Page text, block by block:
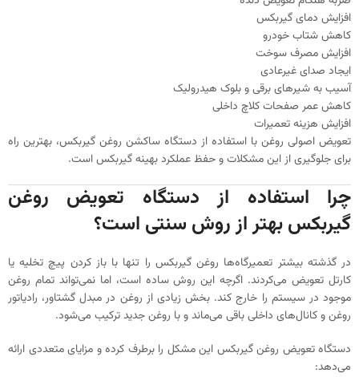
افزایش دمای گیربکس
کاهش شتاب خودرو
افزایش مصرف سوخت
ایجاد صدای غیرعادی
آسیب به شیرهای برقی و بلوک هیدرولیک
کاهش عمر صفحات کلاچ داخلی
افزایش هزینه تعمیرات
تعویض اصولی روغن با استفاده از دستگاه ساکشن روغن گیربکس، بهترین راه
برای جلوگیری از این مشکلات و حفظ عملکرد بهینه گیربکس است.
چرا استفاده از دستگاه تعویض روغن
گیربکس بهتر از روش سنتی است؟
در گذشته بیشتر تعمیرگاه‌ها روغن گیربکس را تنها با باز کردن پیچ تخلیه یا
کارتل تعویض می‌کردند. اگرچه این روش ساده است، اما نمی‌تواند تمام روغن
موجود در سیستم را خارج کند. بخش زیادی از روغن در مبدل گشتاور، رادیاتور
روغن و کانال‌های داخلی باقی می‌ماند و با روغن جدید ترکیب می‌شود.
دستگاه تعویض روغن گیربکس این مشکل را برطرف کرده و مزایای متعددی ارائه
می‌دهد: